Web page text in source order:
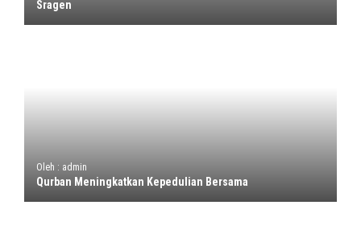
Sragen
Oleh : admin
Qurban Meningkatkan Kepedulian Bersama